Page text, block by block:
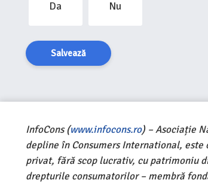
Da Nu
Salvează
InfoCons (www.infocons.ro) – Asociație
depline în Consumers International,
privat, fără scop lucrativ, cu patrimoniu
drepturile consumatorilor – membră